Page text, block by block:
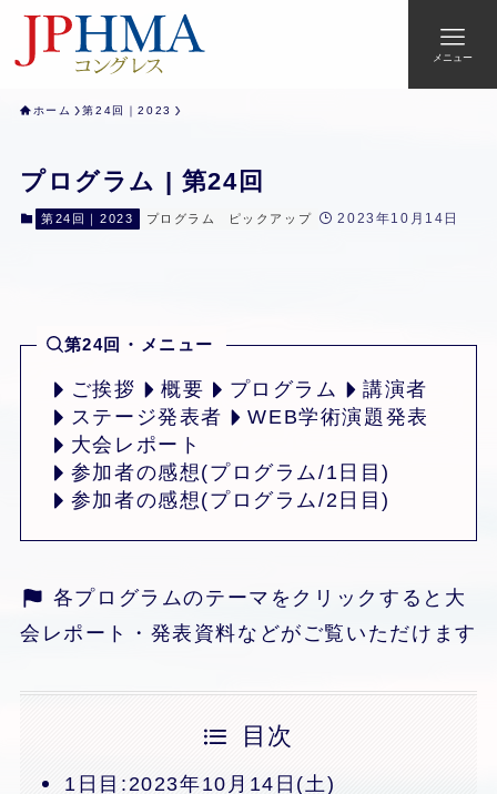
メニュー
ホーム 第24回｜2023
プログラム | 第24回
第24回｜2023 プログラム ピックアップ 2023年10月14日
第24回・メニュー
ご挨拶 概要 プログラム
講演者
ステージ発表者
WEB学術演題発表
大会レポート
参加者の感想(プログラム/1日目)
参加者の感想(プログラム/2日目)
各プログラムのテーマをクリックすると大
会レポート・発表資料などがご覧いただけます
目次
1日目:2023年10月14日(土)